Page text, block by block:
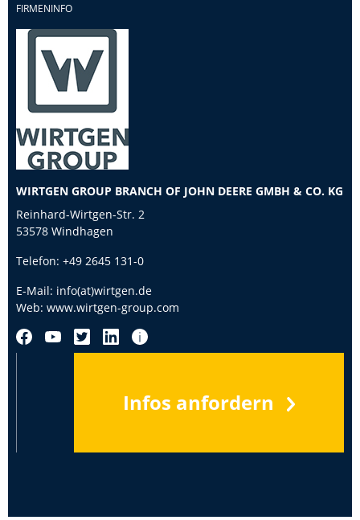
FIRMENINFO
WIRTGEN GROUP BRANCH OF JOHN DEERE GMBH & CO. KG
Reinhard-Wirtgen-Str. 2
53578 Windhagen
Telefon: +49 2645 131-0
E-Mail: info(at)wirtgen.de
Web: www.wirtgen-group.com
Infos anfordern